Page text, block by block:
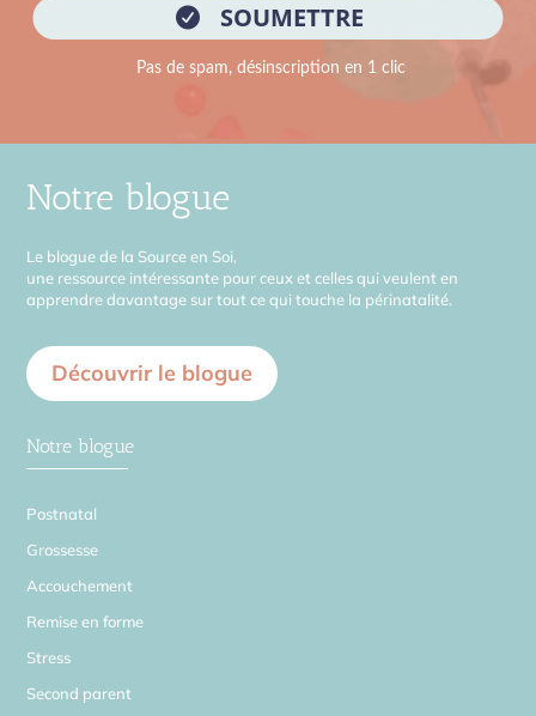
Notre blogue
Le blogue de la Source en Soi,
une ressource intéressante pour ceux et celles qui veulent en
apprendre davantage sur tout ce qui touche la périnatalité.
Découvrir le blogue
Notre blogue
Postnatal
Grossesse
Accouchement
Remise en forme
Stress
Second parent